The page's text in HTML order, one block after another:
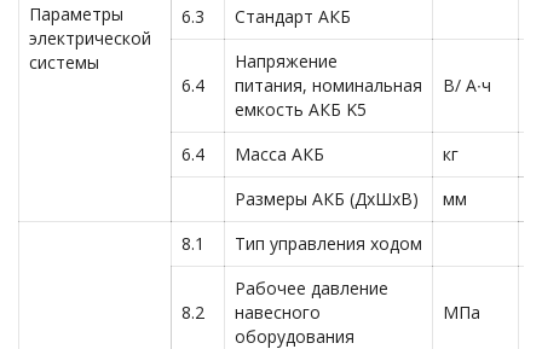
Параметры
электрической
системы
6.3 Стандарт АКБ
6.4
Напряжение
питания, номинальная
емкость АКБ K5
В/ А∙ч
6.4 Масса АКБ кг
Размеры АКБ (ДхШхВ)
мм
8.1 Тип управления ходом
8.2
Рабочее давление
навесного
оборудования
МПа